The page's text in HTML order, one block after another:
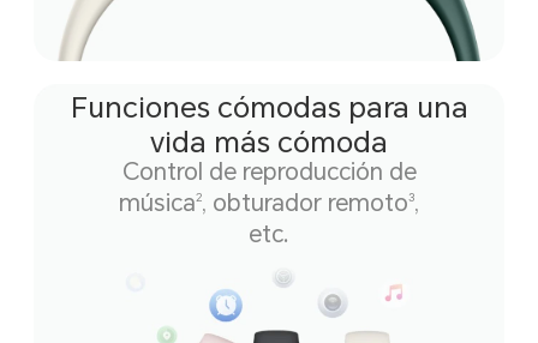
Funciones cómodas para una
vida más cómoda
Control de reproducción de
música2, obturador remoto3,
etc.